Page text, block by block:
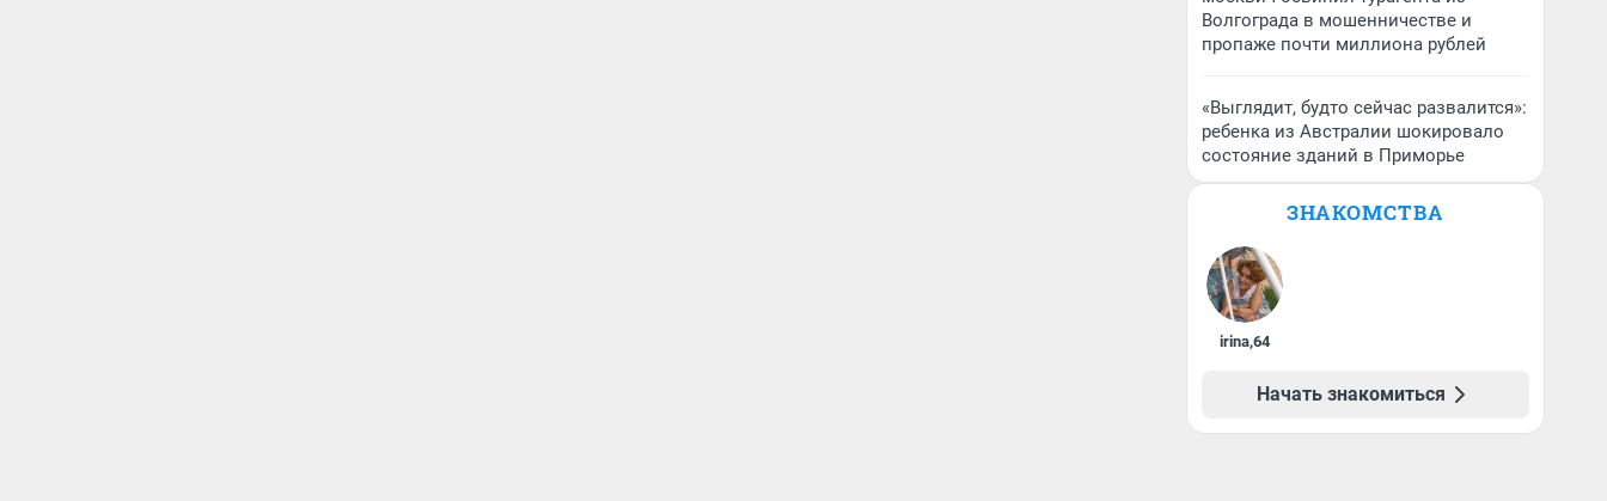
Волгограда в мошенничестве и
пропаже почти миллиона рублей
«Выглядит, будто сейчас развалится»:
ребенка из Австралии шокировало
состояние зданий в Приморье
ЗНАКОМСТВА
irina,64
Начать знакомиться